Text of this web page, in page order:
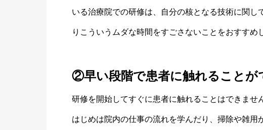
いる治療院での研修は、自分の核となる技術に関
りこういうムダな時間をすごさないことをおすすめ
②早い段階で患者に触れることが
研修を開始してすぐに患者に触れることはできませ
はじめは院内の仕事の流れを学んだり、掃除や雑